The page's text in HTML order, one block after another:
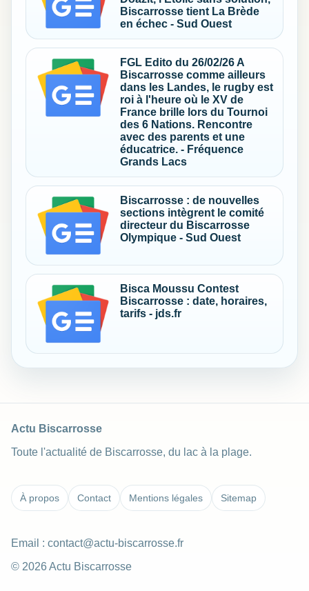
Biscarrosse tient La Brède
en échec - Sud Ouest
FGL Edito du 26/02/26 A
Biscarrosse comme ailleurs
dans les Landes, le rugby est
roi à l'heure où le XV de
France brille lors du Tournoi
des 6 Nations. Rencontre
avec des parents et une
éducatrice. - Fréquence
Grands Lacs
Biscarrosse : de nouvelles
sections intègrent le comité
directeur du Biscarrosse
Olympique - Sud Ouest
Bisca Moussu Contest
Biscarrosse : date, horaires,
tarifs - jds.fr
Actu Biscarrosse
Toute l'actualité de Biscarrosse, du lac à la plage.
À propos Contact Mentions légales Sitemap
Email : contact@actu-biscarrosse.fr
© 2026 Actu Biscarrosse